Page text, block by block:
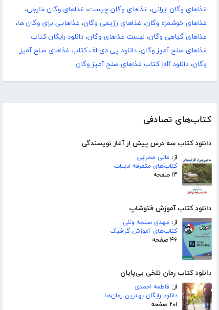
کتاب‌های تصادفی
دانلود کتاب سه درس پیش از آغاز نویسندگی
از: مانی محرابی
کتاب‌های متفرقه ادبیات
۱۳ صفحه
دانلود کتاب آموزش فتوشاپ
از: مهدی سنجه ونلی
کتاب‌های آموزش گرافیک
۴۶ صفحه
دانلود کتاب رمان تلخی بی‌پایان
از: فاطمه احمدی
دانلود رایگان بهترین رمان‌ها
۲۰۱ صفحه
غذاهای وگان ایرانی، غذاهای وگان چیست، غذاهای وگان خارجی،
غذاهای خوشمزه وگان، غذاهای رژیمی وگان، غذاهایی برای وگان ها،
غذاهای گیاهی وگان، لیست غذاهای وگان، دانلود رایگان کتاب
غذاهای صلح آمیز وگان، دانلود پی دی اف کتاب غذاهای صلح آمیز
وگان، دانلود pdf کتاب غذاهای صلح آمیز وگان